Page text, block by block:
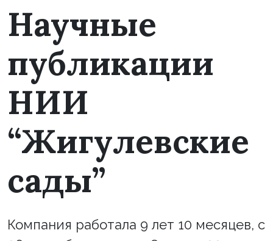
Научные
публикации
НИИ
“Жигулевские
сады”
Компания работала 9 лет 10 месяцев, с